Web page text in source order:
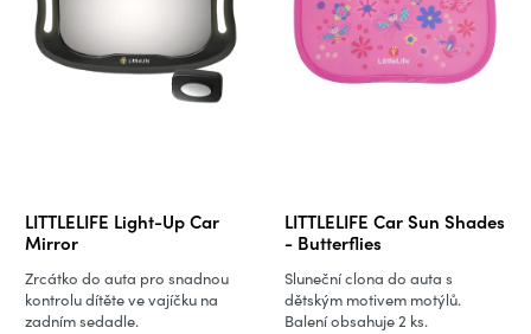
LITTLELIFE Light-Up Car
Mirror
Zrcátko do auta pro snadnou
kontrolu dítěte ve vajíčku na
zadním sedadle.
LITTLELIFE Car Sun Shades
- Butterflies
Sluneční clona do auta s
dětským motivem motýlů.
Balení obsahuje 2 ks.